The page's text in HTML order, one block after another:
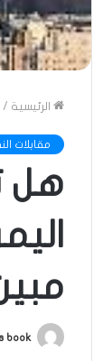
الرئيسية /
مقابلات
هل
book